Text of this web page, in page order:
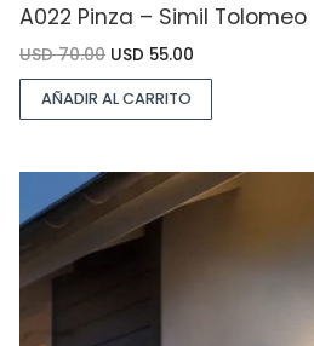
A022 Pinza – Simil Tolomeo
USD70.00 USD 55.00
AÑADIR AL CARRITO